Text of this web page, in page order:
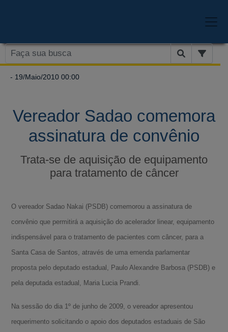
- 19/Maio/2010 00:00
Vereador Sadao comemora
assinatura de convênio
Trata-se de aquisição de equipamento
para tratamento de câncer
O vereador Sadao Nakai (PSDB) comemorou a assinatura de
convênio que permitirá a aquisição do acelerador linear, equipamento
indispensável para o tratamento de pacientes com câncer, para a
Santa Casa de Santos, através de uma emenda parlamentar
proposta pelo deputado estadual, Paulo Alexandre Barbosa (PSDB) e
pela deputada estadual, Maria Lucia Prandi.
Na sessão do dia 1º de junho de 2009, o vereador apresentou
requerimento solicitando o apoio dos deputados estaduais de São